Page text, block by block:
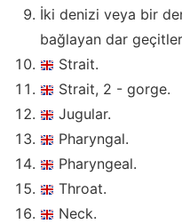
İki denizi veya bir
bağlayan dar
Strait.
Strait, 2 - gorge.
Jugular.
Pharyngal.
Pharyngeal.
Throat.
Neck.